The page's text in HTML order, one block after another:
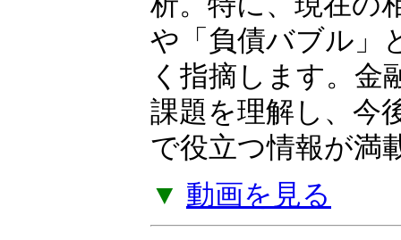
ついて解説する
の金融政策、株式
スクなど、幅広い
析。特に、現在の
や「負債バブル」
く指摘します。金
課題を理解し、今